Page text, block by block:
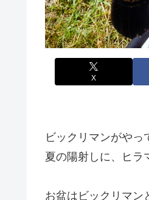
X
ビックリマンがやっ
夏の陽射しに、ヒラ
お盆はビックリマン